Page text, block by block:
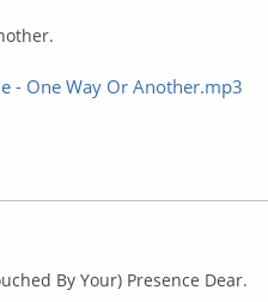
- One Way Or Another.mp3
By Your) Presence Dear.